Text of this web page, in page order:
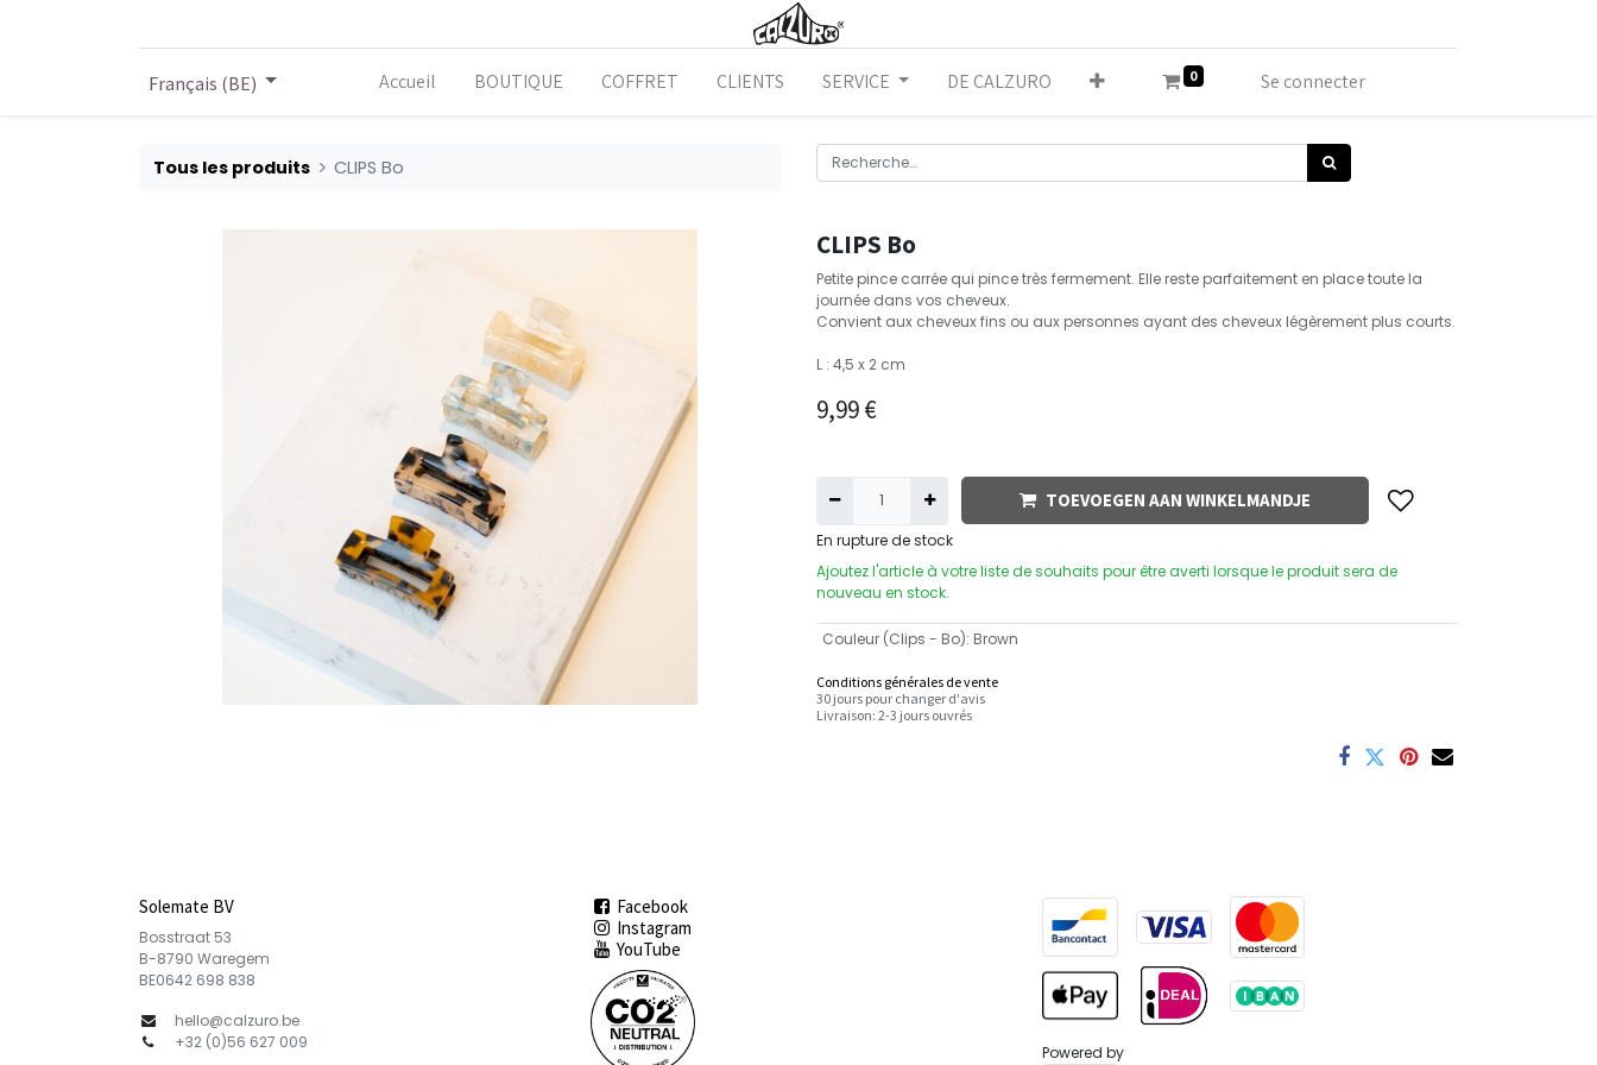
Français (BE) Accueil BOUTIQUE COFFRET CLIENTS SERVICE DE CALZURO 0 Se connecter
Tous les produits CLIPS Bo
CLIPS Bo
Petite pince carrée qui pince très fermement. Elle reste parfaitement en place toute la
journée dans vos cheveux.
Convient aux cheveux fins ou aux personnes ayant des cheveux légèrement plus courts.
L : 4,5 x 2 cm
9,99€
TOEVOEGEN AAN WINKELMANDJE
En rupture de stock
Ajoutez l'article à votre liste de souhaits pour être averti lorsque le produit sera de
nouveau en stock.
Couleur (Clips - Bo): Brown
Conditions générales de vente
30 jours pour changer d'avis
Livraison: 2-3 jours ouvrés
Solemate BV
Bosstraat 53
B-8790 Waregem
BE0642 698 838
hello@calzuro.be
+32 (0)56 627 009
Facebook
Instagram
YouTube
Powered by